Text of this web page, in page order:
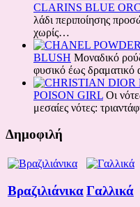
CLARINS BLUE
λάδι περιποίησης
χωρίς…
BLUSH Μοναδικό
φυσικό έως
POISON GIRL Οι
μεσαίες νότες:
Δημοφιλή
ΒραζιλιάνικαΓαλλικά